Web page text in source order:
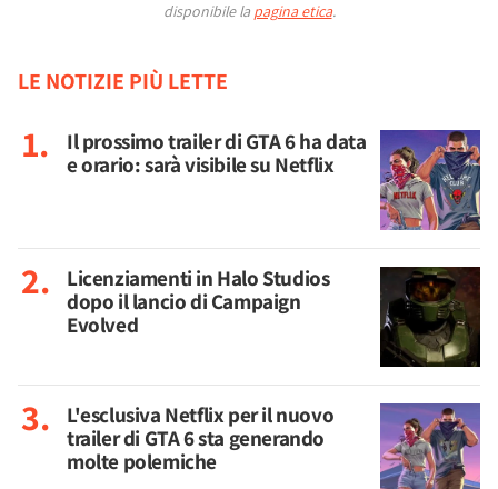
disponibile la pagina etica.
LE NOTIZIE PIÙ LETTE
Il prossimo trailer di GTA 6 ha data
e orario: sarà visibile su Netflix
Licenziamenti in Halo Studios
dopo il lancio di Campaign
Evolved
L'esclusiva Netflix per il nuovo
trailer di GTA 6 sta generando
molte polemiche